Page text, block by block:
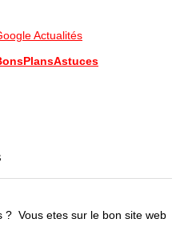
Actualités
? Vous etes sur le bon site web